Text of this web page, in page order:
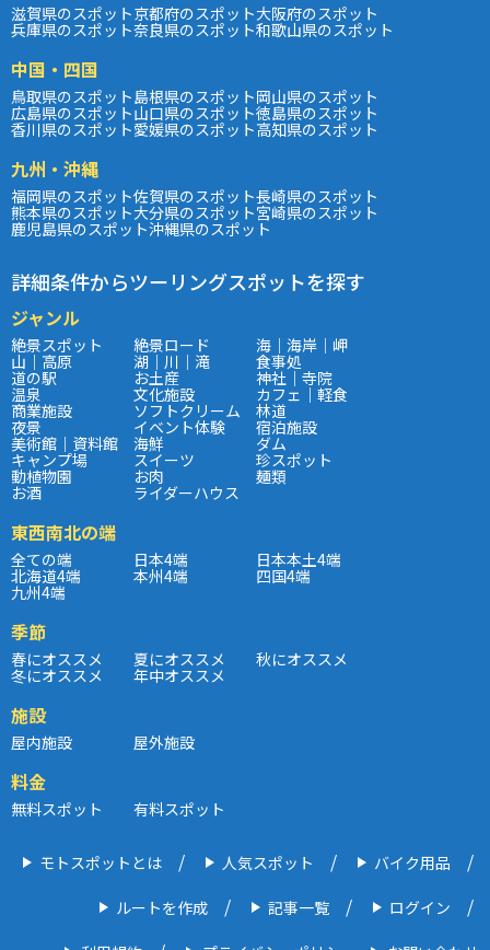
滋賀県のスポット京都府のスポット大阪府のスポット
兵庫県のスポット奈良県のスポット和歌山県のスポット
中国・四国
鳥取県のスポット島根県のスポット岡山県のスポット
広島県のスポット山口県のスポット徳島県のスポット
香川県のスポット愛媛県のスポット高知県のスポット
九州・沖縄
福岡県のスポット佐賀県のスポット長崎県のスポット
熊本県のスポット大分県のスポット宮崎県のスポット
鹿児島県のスポット沖縄県のスポット
詳細条件からツーリングスポットを探す
ジャンル
絶景スポット 絶景ロード 海｜海岸｜岬
山｜高原 湖｜川｜滝 食事処
道の駅 お土産 神社｜寺院
温泉 文化施設 カフェ｜軽食
商業施設 ソフトクリーム 林道
夜景 イベント体験 宿泊施設
美術館｜資料館 海鮮 ダム
キャンプ場 スイーツ 珍スポット
動植物園 お肉 麺類
お酒 ライダーハウス
東西南北の端
全ての端 日本4端 日本本土4端
北海道4端 本州4端 四国4端
九州4端
季節
春にオススメ 夏にオススメ 秋にオススメ
冬にオススメ 年中オススメ
施設
屋内施設 屋外施設
料金
無料スポット 有料スポット
モトスポットとは 人気スポット バイク用品
ルートを作成 記事一覧 ログイン